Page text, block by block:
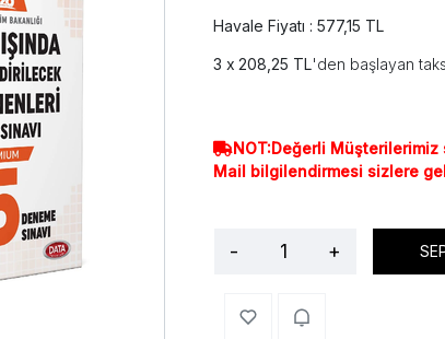
Havale Fiyatı : 577,15 TL
208,25 TL'den başlayan
NOT:Değerli
Mail bilgilendirmesi sizlere
- +